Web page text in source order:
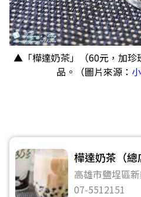
▲「樺達奶茶」（60元，加珍
品。（圖片來源：
樺達奶茶（總
高雄市鹽埕區
07-5512151